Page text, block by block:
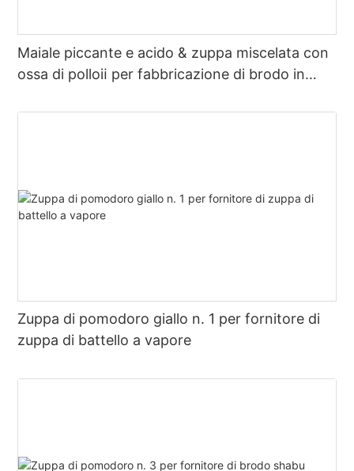
Maiale piccante e acido & zuppa miscelata con
ossa di polloⅱ per fabbricazione di brodo in
Zuppa di pomodoro giallo n. 1 per fornitore di
zuppa di battello a vapore